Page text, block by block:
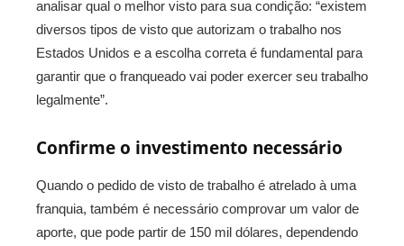
analisar qual o melhor visto para sua condição: “existem
diversos tipos de visto que autorizam o trabalho nos
Estados Unidos e a escolha correta é fundamental para
garantir que o franqueado vai poder exercer seu trabalho
legalmente”.
Confirme o investimento necessário
Quando o pedido de visto de trabalho é atrelado à uma
franquia, também é necessário comprovar um valor de
aporte, que pode partir de 150 mil dólares, dependendo